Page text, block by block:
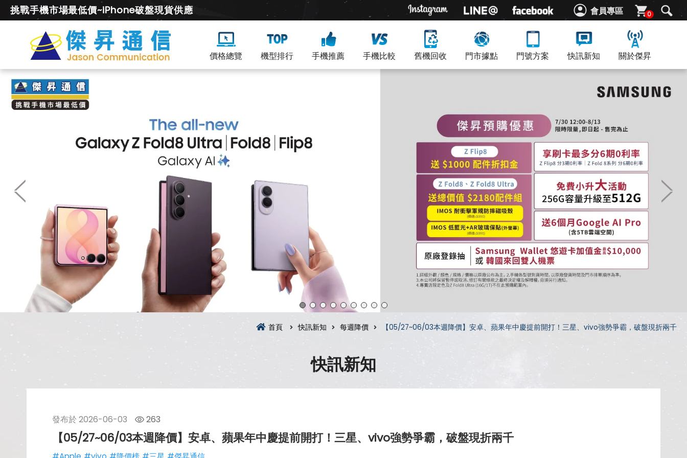
會員專區 0
挑戰手機市場最低價~iPhone破盤現貨供應
價格總覽 機型排行 手機推薦 手機比較 舊機回收 門市據點 門號方案 快訊新知 關於傑昇
首頁 快訊新知 每週降價 【05/27~06/03本週降價】安卓、蘋果年中慶提前開打！三星、vivo強勢爭霸，破盤現折兩千
快訊新知
發布於 2026-06-03 263
【05/27~06/03本週降價】安卓、蘋果年中慶提前開打！三星、vivo強勢爭霸，破盤現折兩千